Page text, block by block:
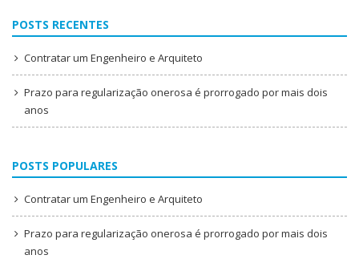
POSTS RECENTES
Contratar um Engenheiro e Arquiteto
Prazo para regularização onerosa é prorrogado por mais dois
anos
POSTS POPULARES
Contratar um Engenheiro e Arquiteto
Prazo para regularização onerosa é prorrogado por mais dois
anos